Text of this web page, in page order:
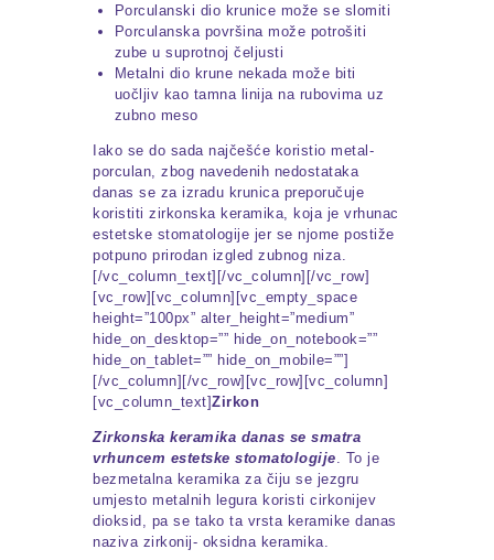
Porculanski dio krunice može se slomiti
Porculanska površina može potrošiti
zube u suprotnoj čeljusti
Metalni dio krune nekada može biti
uočljiv kao tamna linija na rubovima uz
zubno meso
Iako se do sada najčešće koristio metal-
porculan, zbog navedenih nedostataka
danas se za izradu krunica preporučuje
koristiti zirkonska keramika, koja je vrhunac
estetske stomatologije jer se njome postiže
potpuno prirodan izgled zubnog niza.
[/vc_column_text][/vc_column][/vc_row]
[vc_row][vc_column][vc_empty_space
height=”100px” alter_height=”medium”
hide_on_desktop=”” hide_on_notebook=””
hide_on_tablet=”” hide_on_mobile=””]
[/vc_column][/vc_row][vc_row][vc_column]
[vc_column_text]Zirkon
Zirkonska keramika danas se smatra
vrhuncem estetske stomatologije. To je
bezmetalna keramika za čiju se jezgru
umjesto metalnih legura koristi cirkonijev
dioksid, pa se tako ta vrsta keramike danas
naziva zirkonij- oksidna keramika.